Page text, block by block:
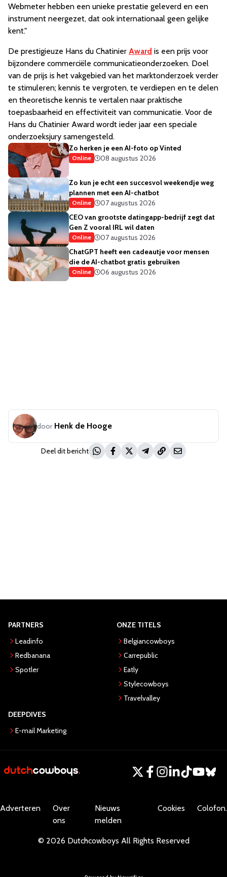
Webmeter hebben een unieke prestatie geleverd en een
instrument neergezet, dat ook internationaal geen gelijke
kent."
De prestigieuze Hans du Chatinier Award is een prijs voor
bijzondere commerciële communicatieonderzoeken. Doel
van de prijs is het vakgebied van het marktonderzoek verder
te stimuleren; kennis te vergroten, te verdiepen en te delen
en theoretische kennis te vertalen naar praktische
toepasbaarheid en effectiviteit van communicatie. Voor de
Hans du Chatinier Award wordt ieder jaar een speciale
onderzoeksjury samengesteld.
Zo herken je een AI-foto op Vinted
Online 08 augustus 2026
Zo kun je echt een succesvol weekendje weg
plannen met een AI-chatbot
Online
07 augustus 2026
CEO van grootste datingapp-bedrijf zegt dat
Gen Z vooral IRL wil daten
Online
07 augustus 2026
ChatGPT heeft een cadeautje voor mensen
die de AI-chatbot gratis gebruiken
Online 06 augustus 2026
door Henk de Hooge
Deel dit bericht
PARTNERS
Leadinfo
Redbanana
Spotler
ONZE TITELS
Belgiancowboys
Carrepublic
Eatly
Stylecowboys
Travelvalley
DEEPDIVES
E-mail Marketing
Adverteren
Over
ons
Nieuws
melden
Cookies Colofon.
© 2026 Dutchcowboys All Rights Reserved